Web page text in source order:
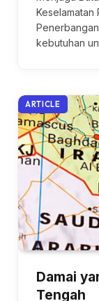
Keselamatan
kebutuhan
ARTICLE
Damai
Tengah